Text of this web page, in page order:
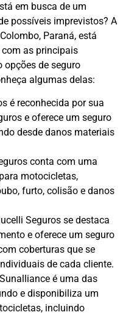
em busca de um
possíveis imprevistos? A
Paraná, está
as principais
opções de seguro
algumas delas:
é reconhecida por sua
e oferece um seguro
desde danos materiais
conta com uma
motocicletas,
furto, colisão e danos
Seguros se destaca
e oferece um seguro
coberturas que se
de cada cliente.
é uma das
e disponibiliza um
incluindo